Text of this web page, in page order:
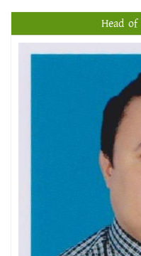
Head